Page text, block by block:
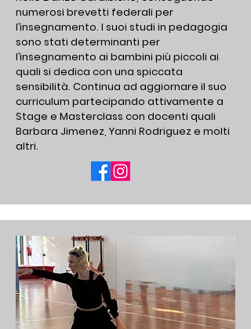
numerosi brevetti federali per
l’insegnamento. I suoi studi in pedagogia
sono stati determinanti per
l’insegnamento ai bambini più piccoli ai
quali si dedica con una spiccata
sensibilità. Continua ad aggiornare il suo
curriculum partecipando attivamente a
Stage e Masterclass con docenti quali
Barbara Jimenez, Yanni Rodriguez e molti
altri.